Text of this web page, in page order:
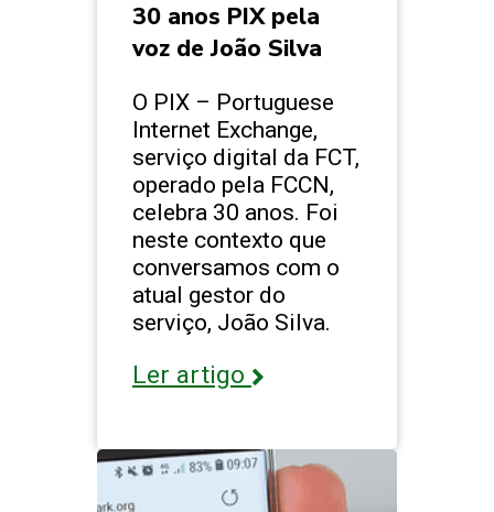
30 anos PIX pela
voz de João Silva
O PIX – Portuguese
Internet Exchange,
serviço digital da FCT,
operado pela FCCN,
celebra 30 anos. Foi
neste contexto que
conversamos com o
atual gestor do
serviço, João Silva.
Ler artigo